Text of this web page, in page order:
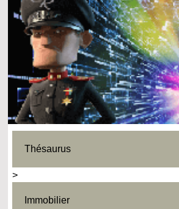
Thésaurus
>
Immobilier